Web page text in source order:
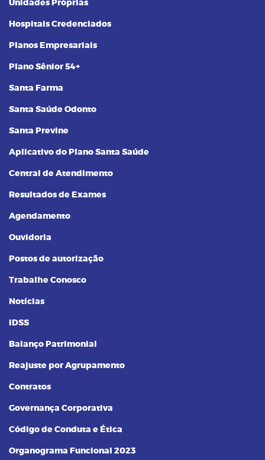
Unidades Próprias
Hospitais Credenciados
Planos Empresariais
Plano Sênior 54+
Santa Farma
Santa Saúde Odonto
Santa Previne
Aplicativo do Plano Santa Saúde
Central de Atendimento
Resultados de Exames
Agendamento
Ouvidoria
Postos de autorização
Trabalhe Conosco
Notícias
IDSS
Balanço Patrimonial
Reajuste por Agrupamento
Contratos
Governança Corporativa
Código de Conduta e Ética
Organograma Funcional 2023